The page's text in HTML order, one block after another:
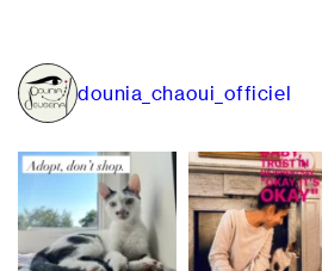
dounia_chaoui_officiel